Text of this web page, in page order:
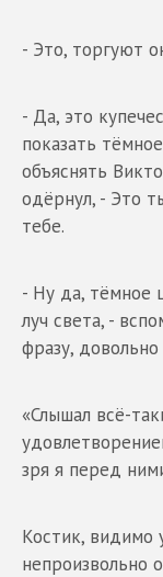
- Это, торгуют
- Да, это
показать
объяснять
одёрнул, - Это
тебе.
- Ну да, тёмное
луч света, -
фразу,
«Слышал всё-
зря я перед
Костик, видимо
непроизвольно